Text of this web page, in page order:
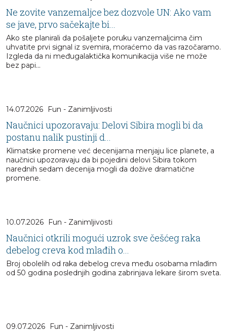
Ne zovite vanzemaljce bez dozvole UN: Ako vam
se jave, prvo sačekajte bi...
Ako ste planirali da pošaljete poruku vanzemaljcima čim
uhvatite prvi signal iz svemira, moraćemo da vas razočaramo.
Izgleda da ni međugalaktička komunikacija više ne može
bez papi...
14.07.2026 Fun - Zanimljivosti
Naučnici upozoravaju: Delovi Sibira mogli bi da
postanu nalik pustinji d...
Klimatske promene već decenijama menjaju lice planete, a
naučnici upozoravaju da bi pojedini delovi Sibira tokom
narednih sedam decenija mogli da dožive dramatične
promene.
10.07.2026 Fun - Zanimljivosti
Naučnici otkrili mogući uzrok sve češćeg raka
debelog creva kod mlađih o...
Broj obolelih od raka debelog creva među osobama mlađim
od 50 godina poslednjih godina zabrinjava lekare širom sveta.
09.07.2026 Fun - Zanimljivosti